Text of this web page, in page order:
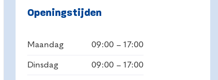
Openingstijden
Maandag 09:00 – 17:00
Dinsdag 09:00 – 17:00